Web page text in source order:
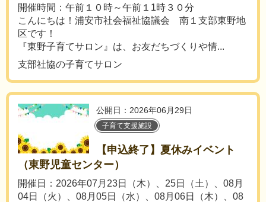
開催時間：午前１０時～午前１1時３０分
こんにちは！浦安市社会福祉協議会 南１支部東野地
区です！
『東野子育てサロン』は、お友だちづくりや情...
支部社協の子育てサロン
公開日：2026年06月29日
子育て支援施設
【申込終了】夏休みイベント
（東野児童センター）
開催日：2026年07月23日（木）、25日（土）、08月
04日（火）、08月05日（水）、08月06日（木）、08